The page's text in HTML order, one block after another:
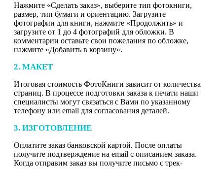
Нажмите «Сделать заказ», выберите тип фотокниги,
размер, тип бумаги и ориентацию. Загрузите
фотографии для книги, нажмите «Продолжить» и
загрузите от 1 до 4 фотографий для обложки. В
комментарии оставьте свои пожелания по обложке,
нажмите «Добавить в корзину».
2. МАКЕТ
Итоговая стоимость ФотоКниги зависит от количества
страниц. В процессе подготовки заказа к печати наши
специалисты могут связаться с Вами по указанному
телефону или email для согласования деталей.
3. ИЗГОТОВЛЕНИЕ
Оплатите заказ банковской картой. После оплаты
получите подтверждение на email с описанием заказа.
Когда отправим заказ вы получите письмо с трек-